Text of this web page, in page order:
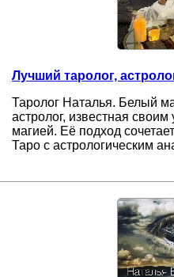
Лучший таролог,
Таролог Наталья. Белый
астролог, известная
магией. Её подход
Таро с астрологическим